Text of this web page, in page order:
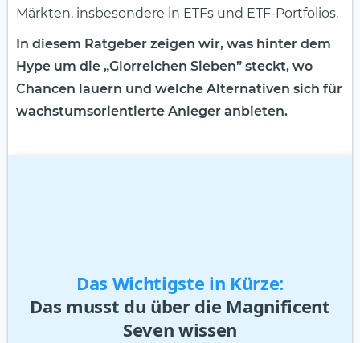
Märkten, insbesondere in ETFs und ETF-Portfolios.
In diesem Ratgeber zeigen wir, was hinter dem
Hype um die „Glorreichen Sieben” steckt, wo
Chancen lauern und welche Alternativen sich für
wachstumsorientierte Anleger anbieten.
Das Wichtigste in Kürze:
Das musst du über die Magnificent
Seven wissen